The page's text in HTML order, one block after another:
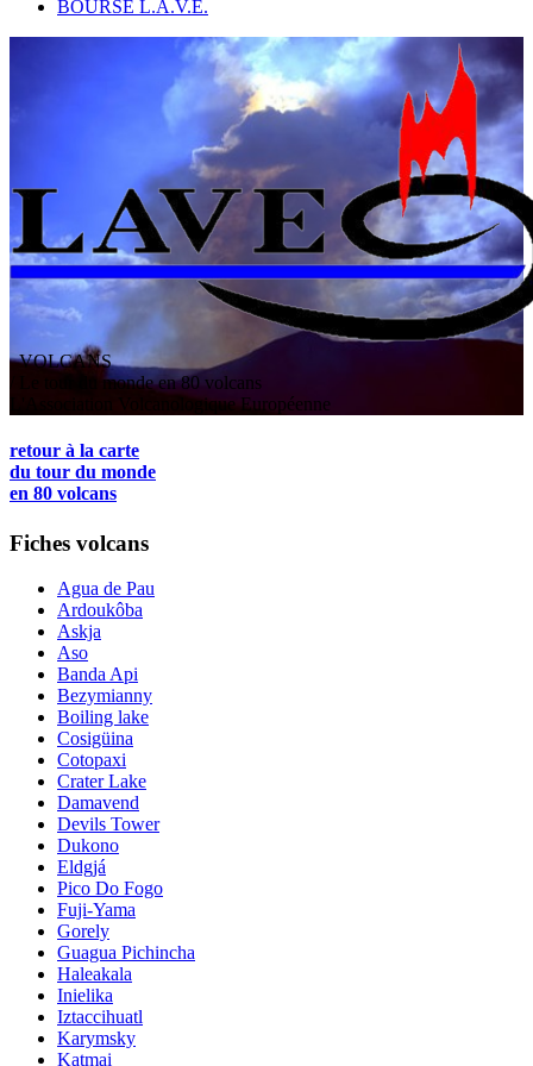
BOURSE L.A.V.E.
VOLCANS
/ Le tour du monde en 80 volcans
ssociation V olcanologiqueEuropéenne
retour à la carte
du tour du monde
en 80 volcans
Fiches volcans
Agua de Pau
Ardoukôba
Askja
Aso
Banda Api
Bezymianny
Boiling lake
Cosigüina
Cotopaxi
Crater Lake
Damavend
Devils Tower
Dukono
Eldgjá
Pico Do Fogo
Fuji-Yama
Gorely
Guagua Pichincha
Haleakala
Inielika
Iztaccihuatl
Karymsky
Katmai